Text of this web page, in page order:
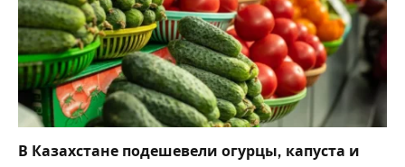
В Казахстане подешевели огурцы, капуста и